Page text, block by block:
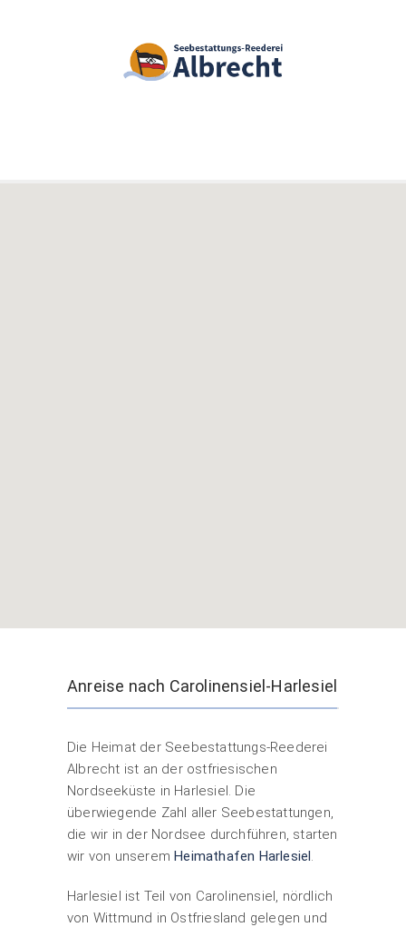
Anreise nach Carolinensiel-Harlesiel
Die Heimat der Seebestattungs-Reederei
Albrecht ist an der ostfriesischen
Nordseeküste in Harlesiel. Die
überwiegende Zahl aller Seebestattungen,
die wir in der Nordsee durchführen, starten
wir von unseremHeimathafen Harlesiel.
Harlesiel ist Teil von Carolinensiel, nördlich
von Wittmund in Ostfriesland gelegen und